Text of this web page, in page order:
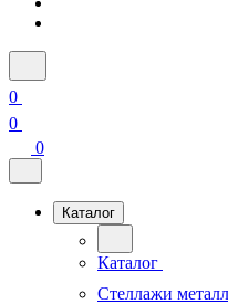
0
0
0
Каталог
Каталог
Стеллажи